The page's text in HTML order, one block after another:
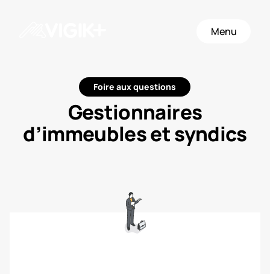
Menu
Foire aux questions
Gestionnaires
d’immeubles et syndics